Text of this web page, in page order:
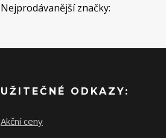
Nejprodávanější značky:
UŽITEČNÉ ODKAZY:
Akční ceny